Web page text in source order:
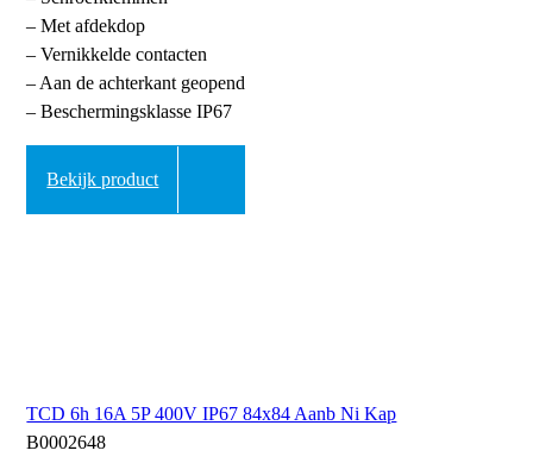
– Met afdekdop
– Vernikkelde contacten
– Aan de achterkant geopend
– Beschermingsklasse IP67
Bekijk product
TCD 6h 16A 5P 400V IP67 84x84 Aanb Ni Kap
B0002648